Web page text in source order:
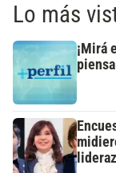
Lo más
¡Mirá
piensa